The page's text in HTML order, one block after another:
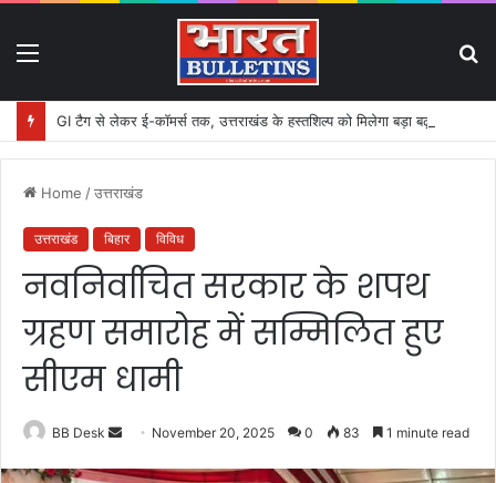
GI टैग से लेकर ई-कॉमर्स तक, उत्तराखंड के हस्तशिल्प को मिलेगा बड़ा बढ़ावा
Home /उत्तराखंड
उत्तराखंड बिहार विविध
नवनिर्वाचित सरकार के शपथ
ग्रहण समारोह में सम्मिलित हुए
सीएम धामी
BB Desk November 20, 2025 0 83 1 minute read